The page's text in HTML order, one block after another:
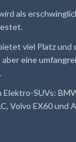
als
viel Platz und
eine
Elektro-SUVs:
Volvo EX60 und